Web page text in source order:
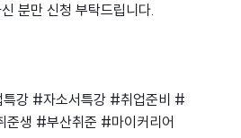
분만 신청 부탁드립니다.
강 #자소서특강 #취업준비 #
생 #부산취준 #마이커리어